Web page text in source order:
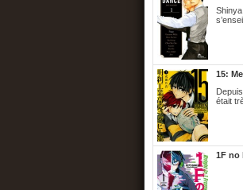
15:
était
1F no